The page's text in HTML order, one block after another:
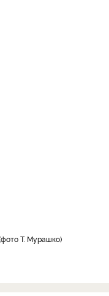
фото Т. Мурашко